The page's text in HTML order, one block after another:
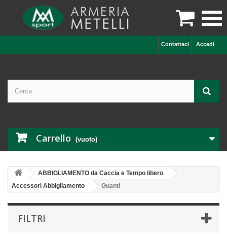

Accedi
Contattaci
Carrello (vuoto)
ABBIGLIAMENTO da Caccia e Tempo libero
Accessori Abbigliamento
Guanti
FILTRI